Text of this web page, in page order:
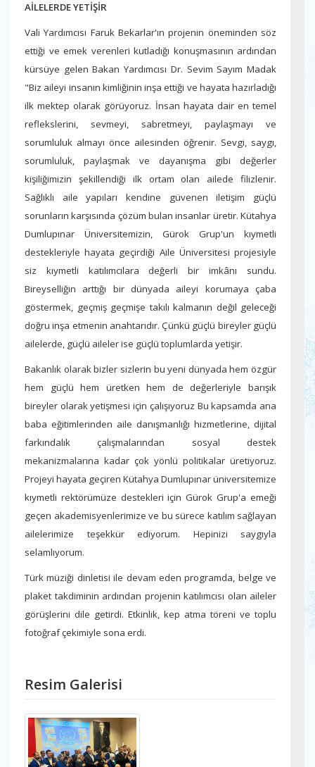
AİLELERDE YETİŞİR
Vali Yardımcısı Faruk Bekarlar'ın projenin öneminden söz
ettiği ve emek verenleri kutladığı konuşmasının ardından
kürsüye gelen Bakan Yardımcısı Dr. Sevim Sayım Madak
"Biz aileyi insanın kimliğinin inşa ettiği ve hayata hazırladığı
ilk mektep olarak görüyoruz. İnsan hayata dair en temel
reflekslerini, sevmeyi, sabretmeyi, paylaşmayı ve
sorumluluk almayı önce ailesinden öğrenir. Sevgi, saygı,
sorumluluk, paylaşmak ve dayanışma gibi değerler
kişiliğimizin şekillendiği ilk ortam olan ailede filizlenir.
Sağlıklı aile yapıları kendine güvenen iletişim güçlü
sorunların karşısında çözüm bulan insanlar üretir. Kütahya
Dumlupınar Üniversitemizin, Gürok Grup'un kıymetli
destekleriyle hayata geçirdiği Aile Üniversitesi projesiyle
siz kıymetli katılımcılara değerli bir imkânı sundu.
Bireyselliğin arttığı bir dünyada aileyi korumaya çaba
göstermek, geçmiş geçmişe takılı kalmanın değil geleceği
doğru inşa etmenin anahtarıdır. Çünkü güçlü bireyler güçlü
ailelerde, güçlü aileler ise güçlü toplumlarda yetişir.
Bakanlık olarak bizler sizlerin bu yeni dünyada hem özgür
hem güçlü hem üretken hem de değerleriyle barışık
bireyler olarak yetişmesi için çalışıyoruz Bu kapsamda ana
baba eğitimlerinden aile danışmanlığı hizmetlerine, dijital
farkındalık çalışmalarından sosyal destek
mekanizmalarına kadar çok yönlü politikalar üretiyoruz.
Projeyi hayata geçiren Kütahya Dumlupınar üniversitemize
kıymetli rektörümüze destekleri için Gürok Grup'a emeği
geçen akademisyenlerimize ve bu sürece katılım sağlayan
ailelerimize teşekkür ediyorum. Hepinizi saygıyla
selamlıyorum.
Türk müziği dinletisi ile devam eden programda, belge ve
plaket takdiminin ardından projenin katılımcısı olan aileler
görüşlerini dile getirdi. Etkinlik, kep atma töreni ve toplu
fotoğraf çekimiyle sona erdi.
Resim Galerisi